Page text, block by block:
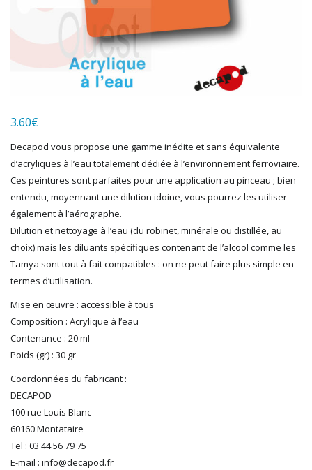
HUMBROL
MAKETTE
MARLKIN
MKD
NOREV
NOVATEUR MODELES
PECO
PG mini
PIKO
PN SUD MODELISME
PREISER
R37
REDUTEX
REE
TAMIYA
3.60€
Decapod vous propose une gamme inédite et sans équivalente
d’acryliques à l’eau totalement dédiée à l’environnement ferroviaire.
Ces peintures sont parfaites pour une application au pinceau ; bien
entendu, moyennant une dilution idoine, vous pourrez les utiliser
également à l’aérographe.
Dilution et nettoyage à l’eau (du robinet, minérale ou distillée, au
choix) mais les diluants spécifiques contenant de l’alcool comme les
Tamya sont tout à fait compatibles : on ne peut faire plus simple en
termes d’utilisation.
Mise en œuvre : accessible à tous
Composition : Acrylique à l’eau
Contenance : 20 ml
Poids (gr) : 30 gr
Coordonnées du fabricant :
DECAPOD
100 rue Louis Blanc
60160 Montataire
Tel : 03 44 56 79 75
E-mail : info@decapod.fr